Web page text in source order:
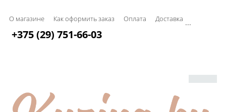
О магазине Как оформить заказ Оплата Доставка ...
+375 (29) 751-66-03